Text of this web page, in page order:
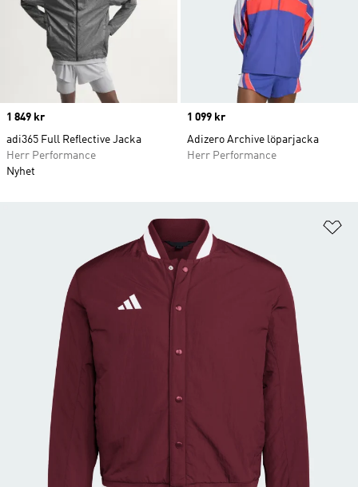
Price
1 849 kr
adi365 Full Reflective Jacka
Herr Performance
Nyhet
Price
1 099 kr
Adizero Archive löparjacka
Herr Performance